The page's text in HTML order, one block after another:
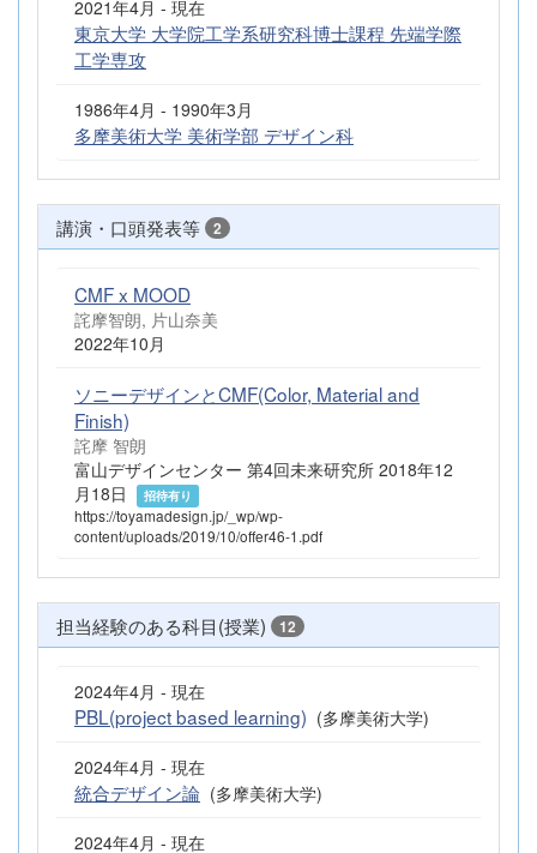
2021年4月 - 現在
東京大学 大学院工学系研究科博士課程 先端学際
工学専攻
1986年4月 - 1990年3月
多摩美術大学 美術学部 デザイン科
講演・口頭発表等 2
CMF x MOOD
詫摩智朗, 片山奈美
2022年10月
ソニーデザインとCMF(Color, Material and
Finish)
詫摩 智朗
富山デザインセンター 第4回未来研究所 2018年12
月18日
招待有り
https://toyamadesign.jp/_wp/wp-
content/uploads/2019/10/offer46-1.pdf
担当経験のある科目(授業) 12
2024年4月 - 現在
PBL(project based learning) (多摩美術大学)
2024年4月 - 現在
統合デザイン論 (多摩美術大学)
2024年4月 - 現在